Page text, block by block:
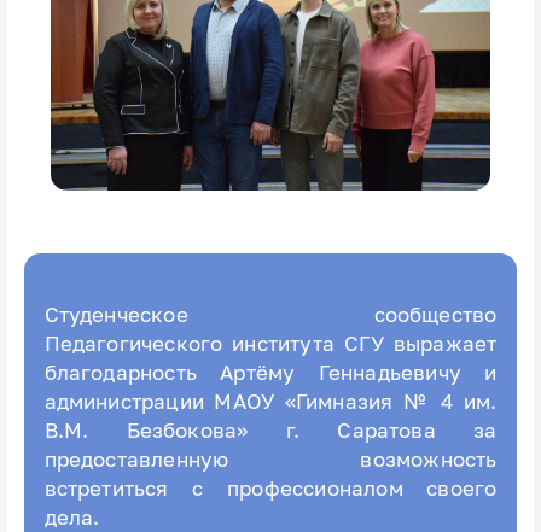
Студенческое сообщество
Педагогического института СГУ выражает
благодарность Артёму Геннадьевичу и
администрации МАОУ «Гимназия № 4 им.
В.М. Безбокова» г. Саратова за
предоставленную возможность
встретиться с профессионалом своего
дела.